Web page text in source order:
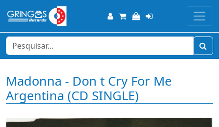
Madonna - Don t Cry For Me
Argentina (CD SINGLE)